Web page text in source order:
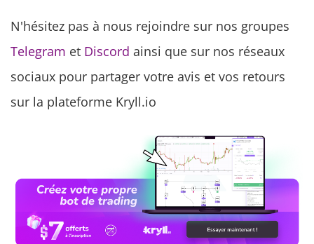
N'hésitez pas à nous rejoindre sur nos groupes
Telegram et Discord ainsi que sur nos réseaux
sociaux pour partager votre avis et vos retours
sur la plateforme Kryll.io